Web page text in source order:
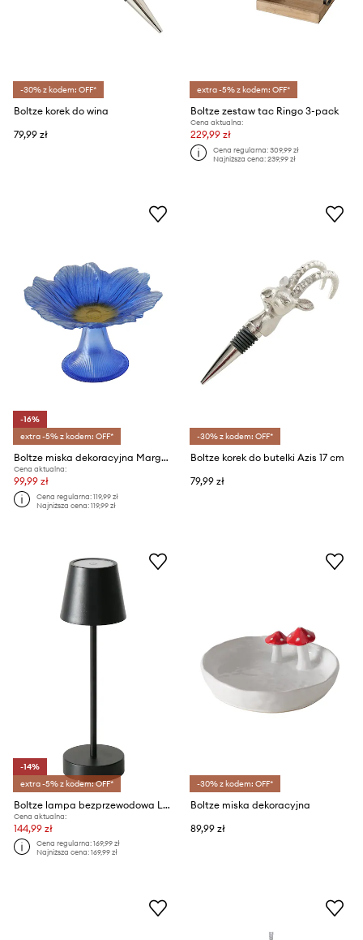
-30% z kodem: OFF*
Boltze korek do wina
79,99 zł
extra -5% z kodem: OFF*
Boltze zestaw tac Ringo 3-pack
Cena aktualna:
229,99 zł
Cena regularna:309,99 zł
Najniższa cena:239,99 zł
-16%
extra -5% z kodem: OFF*
Boltze miska dekoracyjna Marga 350 ml
Cena aktualna:
99,99 zł
Cena regularna:119,99 zł
Najniższa cena:119,99 zł
-30% z kodem: OFF*
Boltze korek do butelki Azis 17 cm
79,99 zł
-14%
extra -5% z kodem: OFF*
Boltze lampa bezprzewodowa LED
Cena aktualna:
144,99 zł
Cena regularna:169,99 zł
Najniższa cena:169,99 zł
-30% z kodem: OFF*
Boltze miska dekoracyjna
89,99 zł